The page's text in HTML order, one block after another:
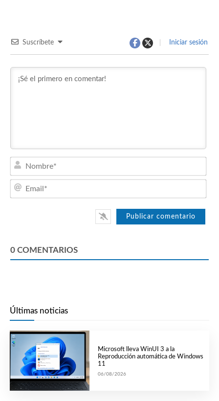
Suscríbete Iniciar sesión
0 COMENTARIOS
Últimas noticias
Microsoft lleva WinUI 3 a la
Reproducción automática de Windows
11
06/08/2026